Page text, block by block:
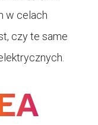
w celach
czy te same